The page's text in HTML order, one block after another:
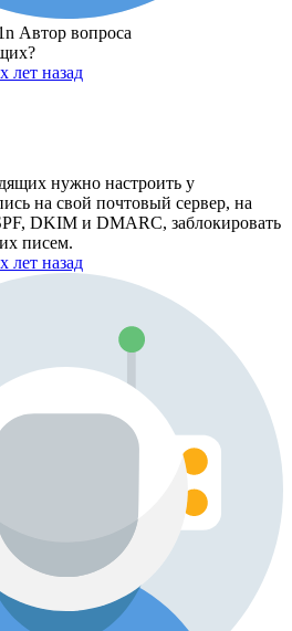
Автор вопроса
лет назад
нужно настроить у
на свой почтовый сервер, на
DKIM и DMARC, заблокировать
писем.
лет назад